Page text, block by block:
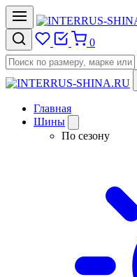
0
Главная
Шины
По сезону